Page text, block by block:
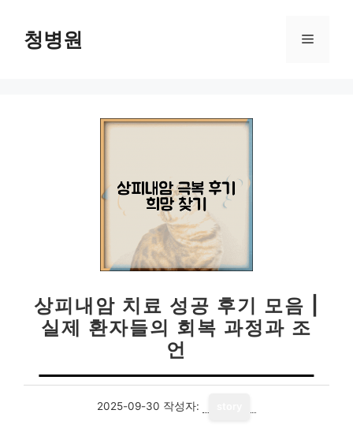
청병원 메
상피내암 치료 성공 후기 모음 |
실제 환자들의 회복 과정과 조
언
2025-09-30 작성자: